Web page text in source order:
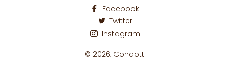
Facebook
Twitter
Instagram
© 2026, Condotti